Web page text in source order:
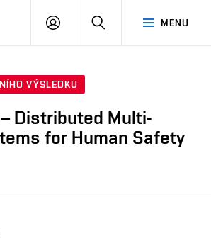
MENU
PŘIHLÁSIT
VÝSLEDKU
Distributed Multi-
for Human Safety